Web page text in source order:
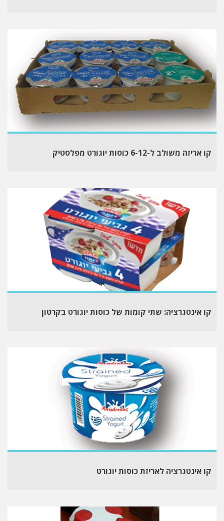
קו אריזה משולב ל-6-12 כוסות יוגורט מפלסטיק
קו אינטגרציה: שתי קומות של כוסות יוגורט בקרטון
קו אינטגרציה לאריזת כוסות יוגורט